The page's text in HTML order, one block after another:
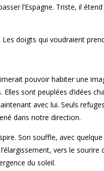
l’Espagne. Triste, il
Les doigts qui voudraient
pouvoir habiter une
sont peuplées d’idées
avec lui. Seuls
dans notre direction.
Son souffle, avec
vers le
du soleil.